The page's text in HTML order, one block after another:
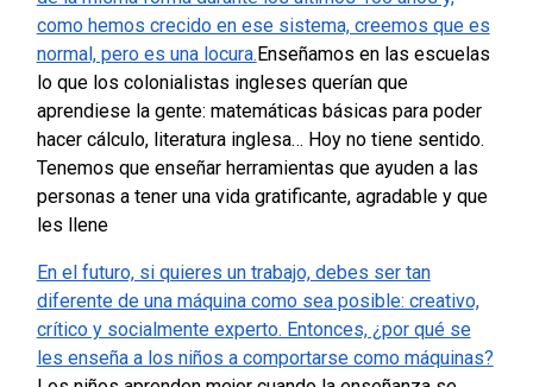
como hemos crecido en ese sistema, creemos que es
normal, pero es una locura.Enseñamos en las escuelas
lo que los colonialistas ingleses querían que
aprendiese la gente: matemáticas básicas para poder
hacer cálculo, literatura inglesa… Hoy no tiene sentido.
Tenemos que enseñar herramientas que ayuden a las
personas a tener una vida gratificante, agradable y que
les llene
En el futuro, si quieres un trabajo, debes ser tan
diferente de una máquina como sea posible: creativo,
crítico y socialmente experto. Entonces, ¿por qué se
les enseña a los niños a comportarse como máquinas?